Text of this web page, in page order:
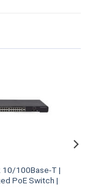
10/100Base-T |
PoE Switch |